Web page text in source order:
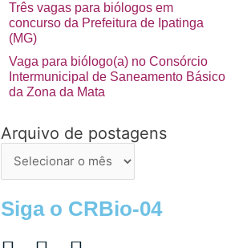
Três vagas para biólogos em
concurso da Prefeitura de Ipatinga
(MG)
Vaga para biólogo(a) no Consórcio
Intermunicipal de Saneamento Básico
da Zona da Mata
Arquivo de postagens
Arquivo
postagens
Siga o CRBio-04